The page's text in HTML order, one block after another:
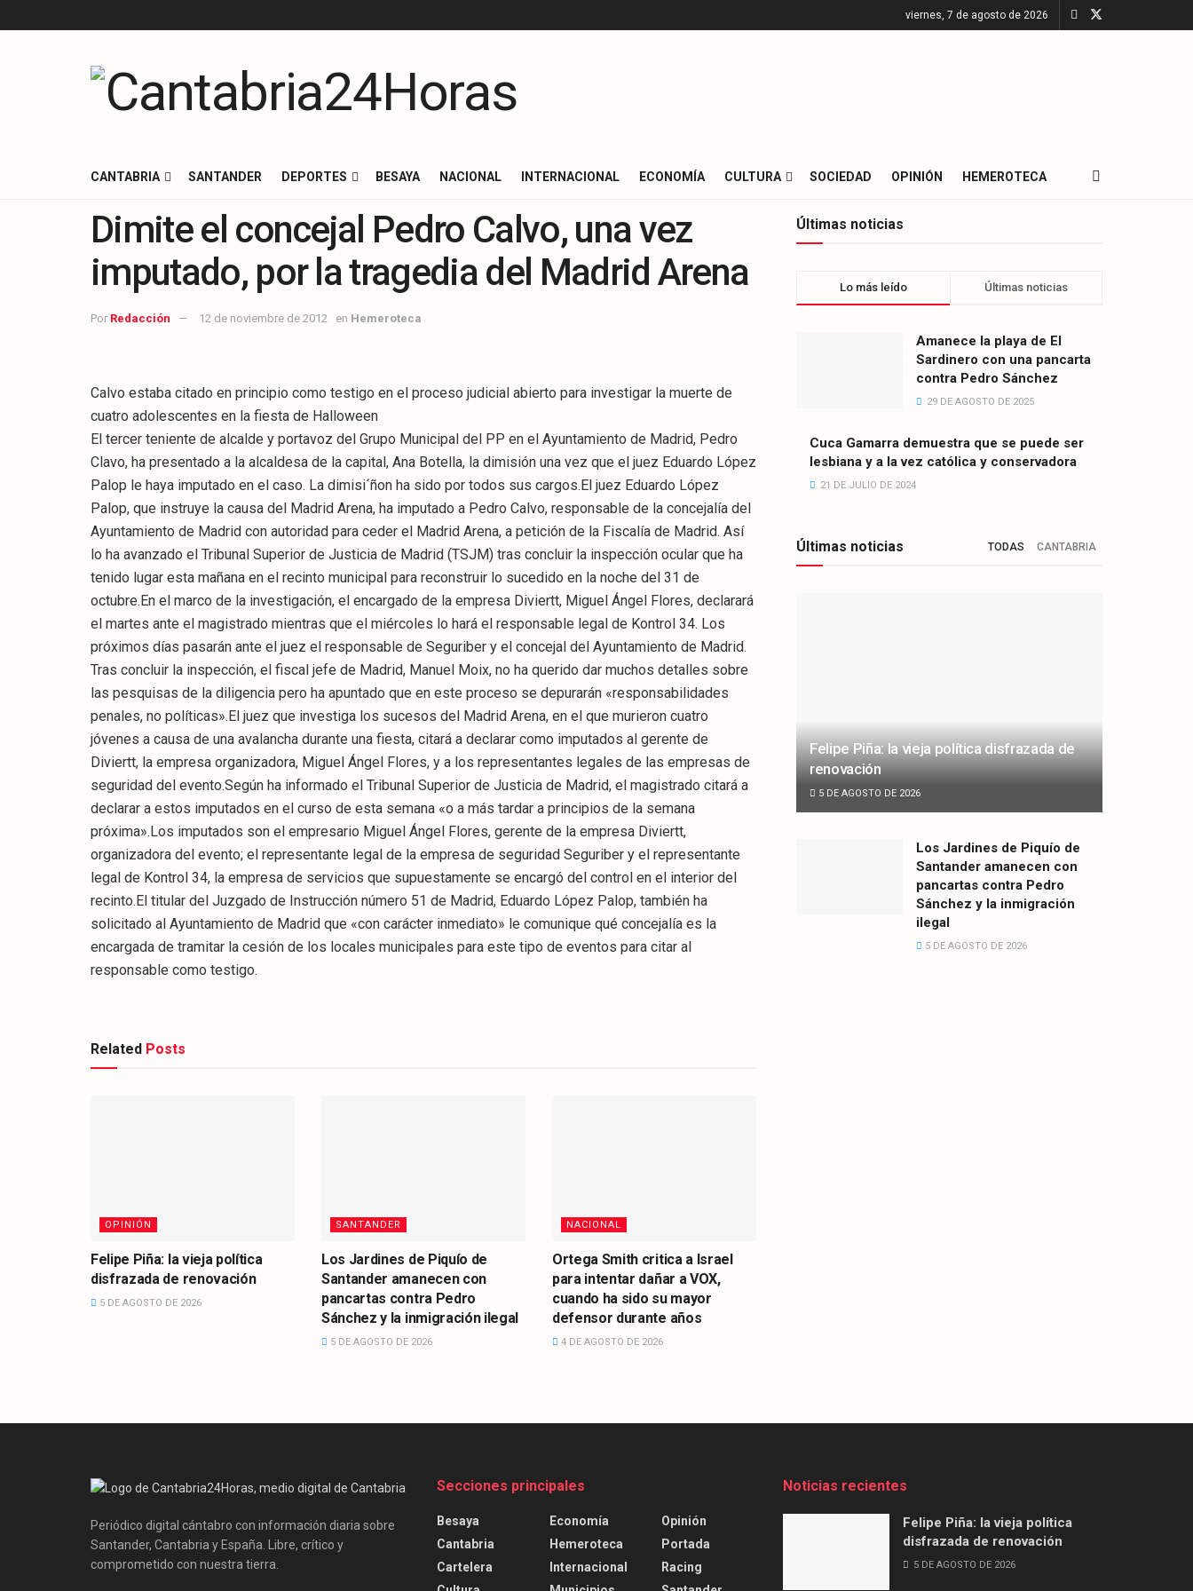
viernes, 7 de agosto de 2026
CANTABRIA SANTANDER DEPORTES BESAYA NACIONAL INTERNACIONAL ECONOMÍA CULTURA SOCIEDAD OPINIÓN HEMEROTECA
Dimite el concejal Pedro Calvo, una vez
imputado, por la tragedia del Madrid Arena
Por Redacción 12 de noviembre de 2012 en Hemeroteca
Calvo estaba citado en principio como testigo en el proceso judicial abierto para investigar la muerte de
cuatro adolescentes en la fiesta de Halloween
El tercer teniente de alcalde y portavoz del Grupo Municipal del PP en el Ayuntamiento de Madrid, Pedro
Clavo, ha presentado a la alcaldesa de la capital, Ana Botella, la dimisión una vez que el juez Eduardo López
Palop le haya imputado en el caso. La dimisi´ñon ha sido por todos sus cargos.El juez Eduardo López
Palop, que instruye la causa del Madrid Arena, ha imputado a Pedro Calvo, responsable de la concejalía del
Ayuntamiento de Madrid con autoridad para ceder el Madrid Arena, a petición de la Fiscalía de Madrid. Así
lo ha avanzado el Tribunal Superior de Justicia de Madrid (TSJM) tras concluir la inspección ocular que ha
tenido lugar esta mañana en el recinto municipal para reconstruir lo sucedido en la noche del 31 de
octubre.En el marco de la investigación, el encargado de la empresa Diviertt, Miguel Ángel Flores, declarará
el martes ante el magistrado mientras que el miércoles lo hará el responsable legal de Kontrol 34. Los
próximos días pasarán ante el juez el responsable de Seguriber y el concejal del Ayuntamiento de Madrid.
Tras concluir la inspección, el fiscal jefe de Madrid, Manuel Moix, no ha querido dar muchos detalles sobre
las pesquisas de la diligencia pero ha apuntado que en este proceso se depurarán «responsabilidades
penales, no políticas».El juez que investiga los sucesos del Madrid Arena, en el que murieron cuatro
jóvenes a causa de una avalancha durante una fiesta, citará a declarar como imputados al gerente de
Diviertt, la empresa organizadora, Miguel Ángel Flores, y a los representantes legales de las empresas de
seguridad del evento.Según ha informado el Tribunal Superior de Justicia de Madrid, el magistrado citará a
declarar a estos imputados en el curso de esta semana «o a más tardar a principios de la semana
próxima».Los imputados son el empresario Miguel Ángel Flores, gerente de la empresa Diviertt,
organizadora del evento; el representante legal de la empresa de seguridad Seguriber y el representante
legal de Kontrol 34, la empresa de servicios que supuestamente se encargó del control en el interior del
recinto.El titular del Juzgado de Instrucción número 51 de Madrid, Eduardo López Palop, también ha
solicitado al Ayuntamiento de Madrid que «con carácter inmediato» le comunique qué concejalía es la
encargada de tramitar la cesión de los locales municipales para este tipo de eventos para citar al
responsable como testigo.
Related Posts
OPINIÓN
Felipe Piña: la vieja política
disfrazada de renovación
5 DE AGOSTO DE 2026
SANTANDER
Los Jardines de Piquío de
Santander amanecen con
pancartas contra Pedro
Sánchez y la inmigración ilegal
5 DE AGOSTO DE 2026
NACIONAL
Ortega Smith critica a Israel
para intentar dañar a VOX,
cuando ha sido su mayor
defensor durante años
4 DE AGOSTO DE 2026
Últimas noticias
Lo más leído Últimas noticias
Amanece la playa de El
Sardinero con una pancarta
contra Pedro Sánchez
29 DE AGOSTO DE 2025
Cuca Gamarra demuestra que se puede ser
lesbiana y a la vez católica y conservadora
21 DE JULIO DE 2024
Últimas noticias TODAS CANTABRIA
Felipe Piña: la vieja política disfrazada de
renovación
5 DE AGOSTO DE 2026
Los Jardines de Piquío de
Santander amanecen con
pancartas contra Pedro
Sánchez y la inmigración
ilegal
5 DE AGOSTO DE 2026
Periódico digital cántabro con información diaria sobre
Santander, Cantabria y España. Libre, crítico y
comprometido con nuestra tierra.
Secciones principales
Besaya
Cantabria
Cartelera
Economía
Hemeroteca
Internacional
Opinión
Portada
Racing
Noticias recientes
Felipe Piña: la vieja política
disfrazada de renovación
5 DE AGOSTO DE 2026